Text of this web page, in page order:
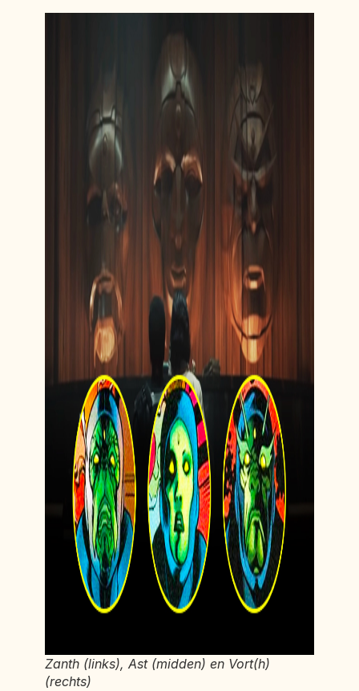
Zanth (links), Ast (midden) en Vort(h)
(rechts)